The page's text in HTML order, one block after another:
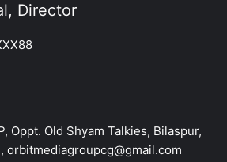
Director
Oppt. Old Shyam Talkies, Bilaspur,
orbitmediagroupcg@gmail.com